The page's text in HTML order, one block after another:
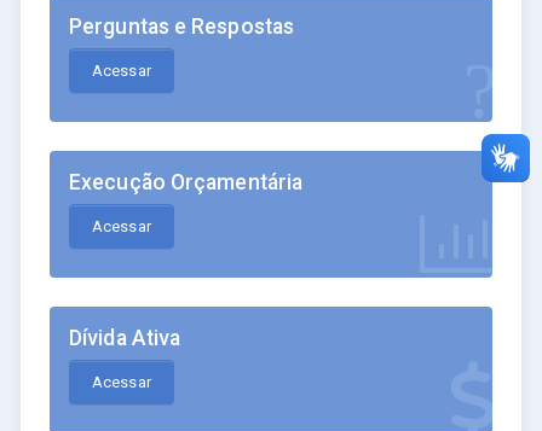
Perguntas e Respostas
Acessar
Execução Orçamentária
Acessar
Dívida Ativa
Acessar